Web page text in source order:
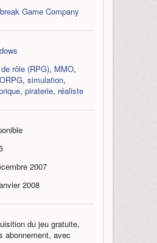
Game Company
rôle (RPG), MMO,
, simulation,
, piraterie, réaliste
2007
2008
du jeu gratuite,
abonnement, avec